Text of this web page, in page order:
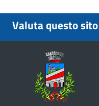
Valuta questo sito